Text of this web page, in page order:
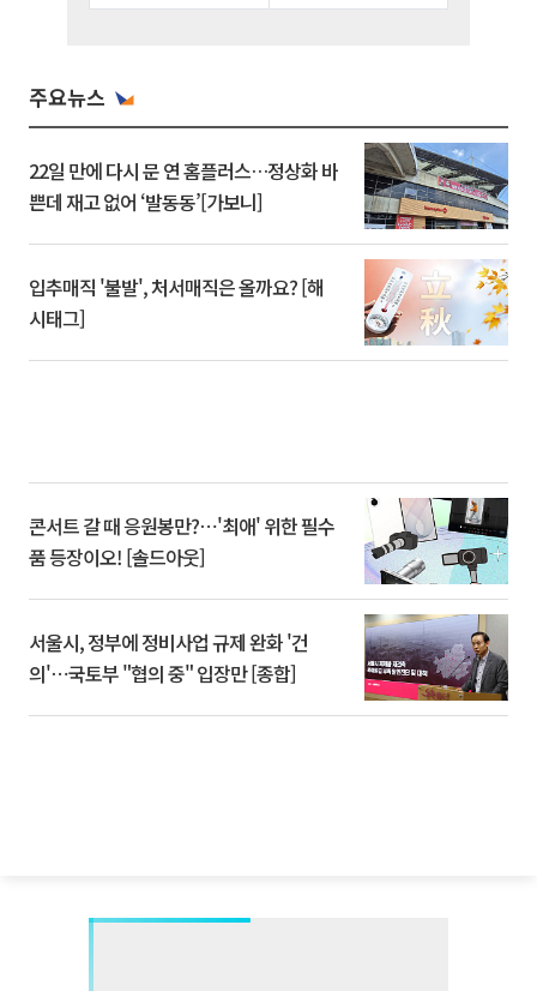
주요뉴스
22일 만에 다시 문 연 홈플러스…정상화 바
쁜데 재고 없어 ‘발동동’[가보니]
입추매직 '불발', 처서매직은 올까요? [해
시태그]
콘서트 갈 때 응원봉만?⋯'최애' 위한 필수
품 등장이오! [솔드아웃]
서울시, 정부에 정비사업 규제 완화 '건
의'⋯국토부 "협의 중" 입장만 [종합]